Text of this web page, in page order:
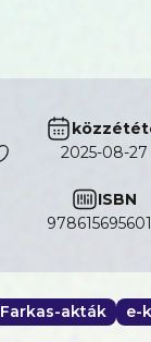
2025-08-27
ISBN
Farkas-akták e-